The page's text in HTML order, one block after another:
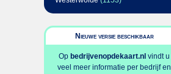
Nieuwe versie beschikbaar
Op bedrijvenopdekaart.nl vindt u
veel meer informatie per bedrijf en